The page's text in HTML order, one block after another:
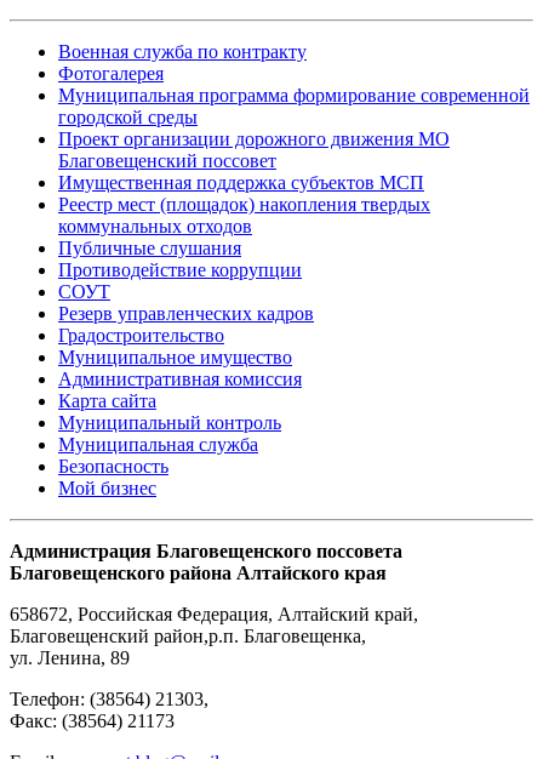
Военная служба по контракту
Фотогалерея
Муниципальная программа формирование современной
городской среды
Проект организации дорожного движения МО
Благовещенский поссовет
Имущественная поддержка субъектов МСП
Реестр мест (площадок) накопления твердых
коммунальных отходов
Публичные слушания
Противодействие коррупции
СОУТ
Резерв управленческих кадров
Градостроительство
Муниципальное имущество
Административная комиссия
Карта сайта
Муниципальный контроль
Муниципальная служба
Безопасность
Мой бизнес
Администрация Благовещенского поссовета
Благовещенского района Алтайского края
658672, Российская Федерация, Алтайский край,
Благовещенский район,р.п. Благовещенка,
ул. Ленина, 89
Телефон: (38564) 21303,
Факс: (38564) 21173